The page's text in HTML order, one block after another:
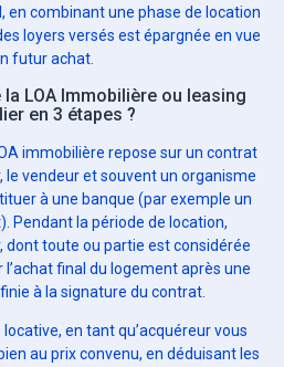
en combinant une phase de location
loyers versés est épargnée en vue
futur achat.
LOA Immobilière ou leasing
en 3 étapes ?
immobilière repose sur un contrat
le vendeur et souvent un organisme
à une banque (par exemple un
Pendant la période de location,
dont toute ou partie est considérée
final du logement après une
à la signature du contrat.
en tant qu’acquéreur vous
au prix convenu, en déduisant les